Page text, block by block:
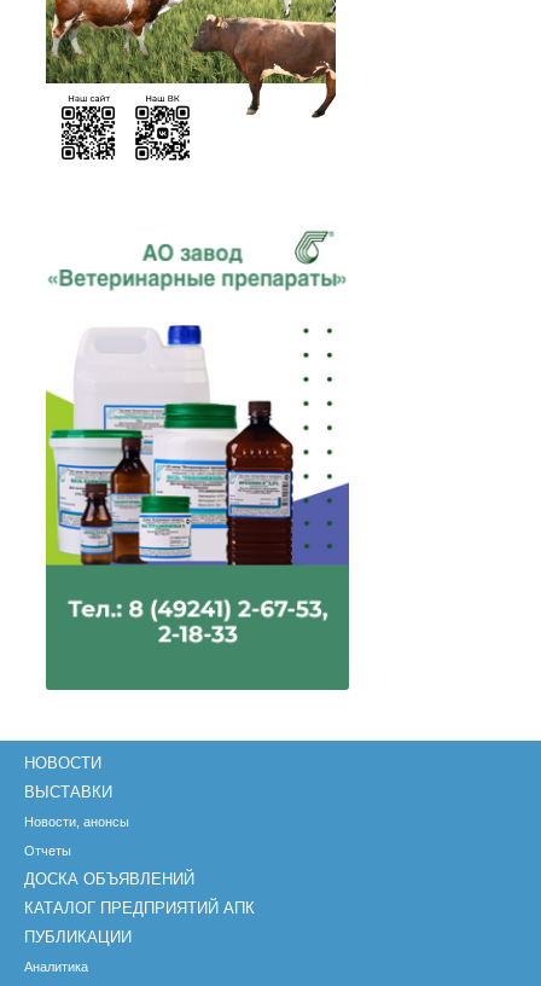
НОВОСТИ
ВЫСТАВКИ
Новости, анонсы
Отчеты
ДОСКА ОБЪЯВЛЕНИЙ
КАТАЛОГ ПРЕДПРИЯТИЙ АПК
ПУБЛИКАЦИИ
Аналитика